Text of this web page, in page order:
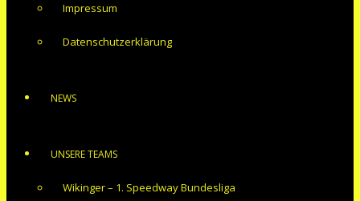
Impressum
Datenschutzerklärung
NEWS
UNSERE TEAMS
Wikinger – 1. Speedway Bundesliga